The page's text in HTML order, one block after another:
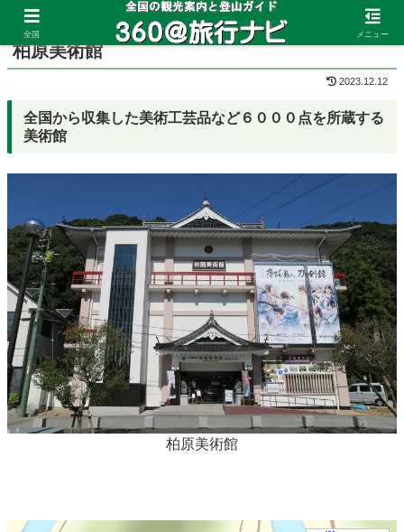
ホーム 山口県 岩国
柏原美術館
2023.12.12
全国から収集した美術工芸品など６０００点を所蔵する
美術館
柏原美術館
全国 メニュー